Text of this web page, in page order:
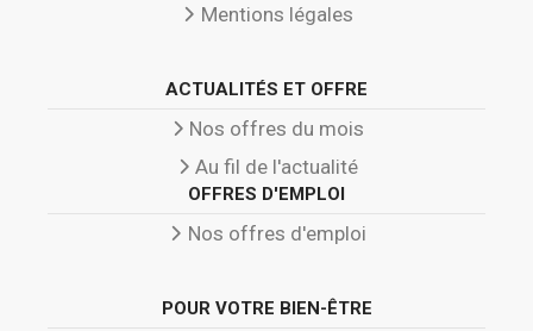
Mentions légales
ACTUALITÉS ET OFFRE
Nos offres du mois
Au fil de l'actualité
OFFRES D'EMPLOI
Nos offres d'emploi
POUR VOTRE BIEN-ÊTRE